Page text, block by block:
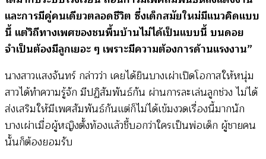
และการมีคู่คนเดียวตลอดชีวิต ซึ่งเด็กสมัยใหม่มีแนวคิดแบบ
นี้ แต่วิถีทางเพศของชนพื้นบ้านไม่ได้เป็นแบบนี้ บนดอย
จำเป็นต้องมีลูกเยอะ ๆ เพราะมีความต้องการด้านแรงงาน”
นางสาวแสงจันทร์ กล่าวว่า เคยได้ยินบางเผ่าเปิดโอกาสให้หนุ่ม
สาวได้ทำความรู้จัก มีปฏิสัมพันธ์กัน ผ่านการละเล่นลูกช่วง ไม่ได้
ส่งเสริมให้มีเพศสัมพันธ์กันแต่ก็ไม่ได้เข้มงวดเรื่องนี้มากนัก
บางเผ่าเมื่อผู้หญิงตั้งท้องแล้วชี้บอกว่าใครเป็นพ่อเด็ก ผู้ชายคน
นั้นก็ต้องยอมรับ